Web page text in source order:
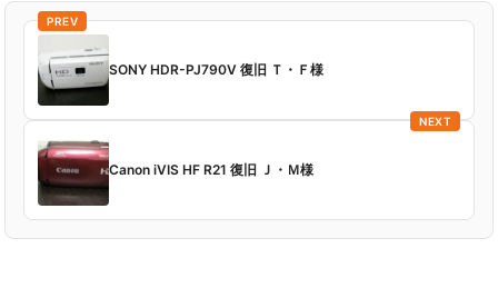
PREV
SONY HDR-PJ790V 復旧 Ｔ・Ｆ様
NEXT
Canon iVIS HF R21 復旧 Ｊ・Ｍ様